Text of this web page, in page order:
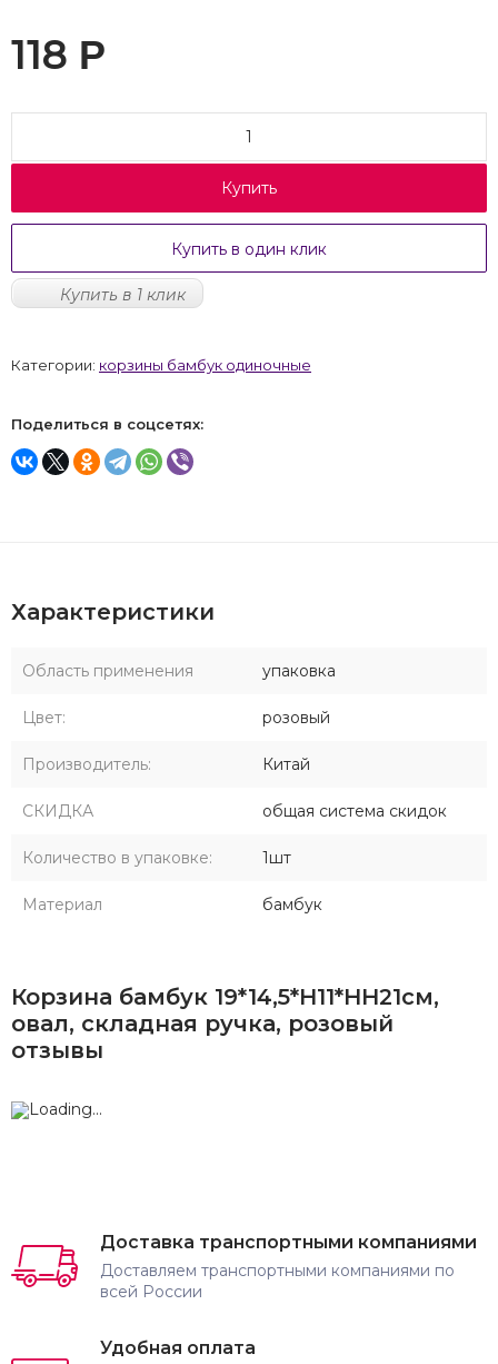
118 Р
Купить
Купить в один клик
Купить в 1 клик
Категории: корзины бамбук одиночные
Поделиться в соцсетях:
Характеристики
Область применения упаковка
Цвет: розовый
Производитель: Китай
СКИДКА общая система скидок
Количество в упаковке: 1шт
Материал бамбук
Корзина бамбук 19*14,5*H11*HH21см,
овал, складная ручка, розовый
отзывы
Доставка транспортными компаниями
Доставляем транспортными компаниями по
всей России
Удобная оплата